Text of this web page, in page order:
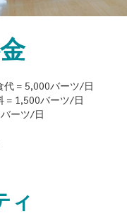
食代 = 5,000バーツ/
料 = 1,500バーツ/
ーツ/日
ィ